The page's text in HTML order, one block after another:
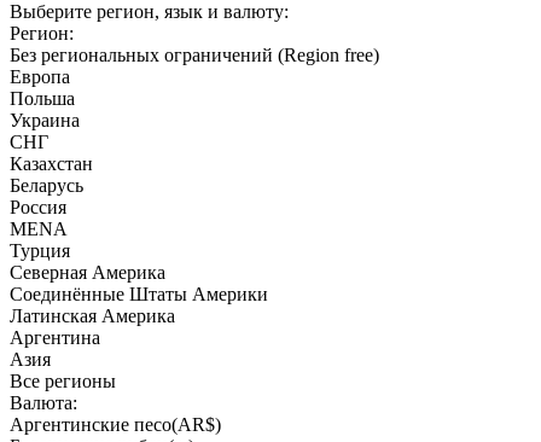
Выберите регион, язык и валюту:
Регион:
Без региональных ограничений (Region free)
Европа
Польша
Украина
СНГ
Казахстан
Беларусь
Россия
MENA
Турция
Северная Америка
Соединённые Штаты Америки
Латинская Америка
Аргентина
Азия
Все регионы
Валюта:
Аргентинские песо(AR$)